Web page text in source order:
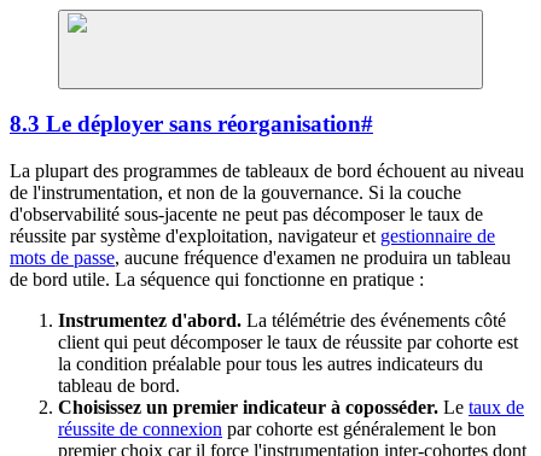
8.3 Le déployer sans réorganisation#
La plupart des programmes de tableaux de bord échouent au niveau
de l'instrumentation, et non de la gouvernance. Si la couche
d'observabilité sous-jacente ne peut pas décomposer le taux de
réussite par système d'exploitation, navigateur et gestionnaire de
mots de passe, aucune fréquence d'examen ne produira un tableau
de bord utile. La séquence qui fonctionne en pratique :
Instrumentez d'abord. La télémétrie des événements côté
client qui peut décomposer le taux de réussite par cohorte est
la condition préalable pour tous les autres indicateurs du
tableau de bord.
Choisissez un premier indicateur à coposséder. Le taux de
réussite de connexion par cohorte est généralement le bon
premier choix car il force l'instrumentation inter-cohortes dont